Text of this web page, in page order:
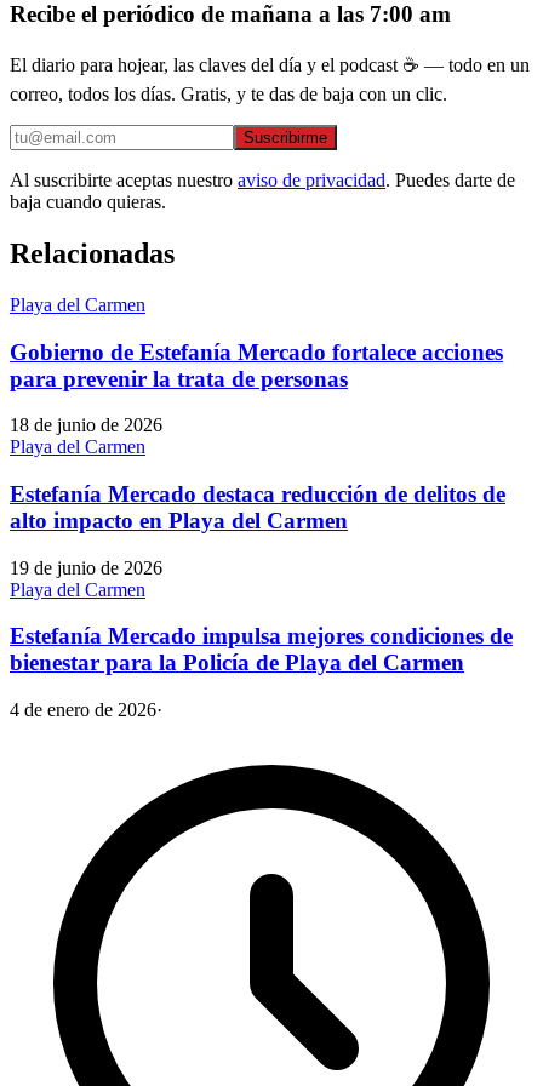
Recibe el periódico de mañana a las 7:00 am
El diario para hojear, las claves del día y el podcast ☕ — todo en un
correo, todos los días. Gratis, y te das de baja con un clic.
Suscribirme
Al suscribirte aceptas nuestro aviso de privacidad. Puedes darte de
baja cuando quieras.
Relacionadas
Playa del Carmen
Gobierno de Estefanía Mercado fortalece acciones
para prevenir la trata de personas
18 de junio de 2026
Playa del Carmen
Estefanía Mercado destaca reducción de delitos de
alto impacto en Playa del Carmen
19 de junio de 2026
Playa del Carmen
Estefanía Mercado impulsa mejores condiciones de
bienestar para la Policía de Playa del Carmen
4 de enero de 2026·